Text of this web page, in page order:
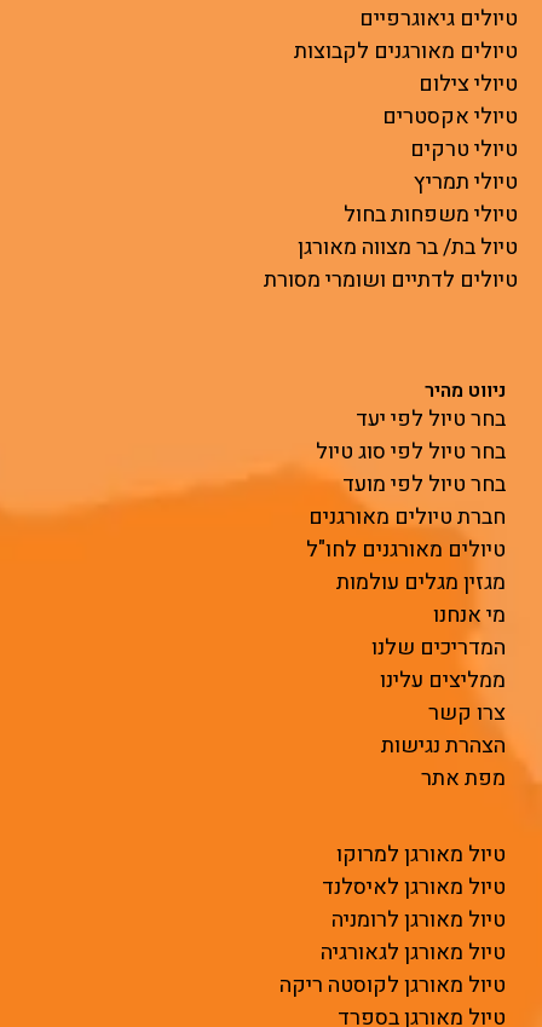
ניווט מהיר
בחר טיול לפי יעד
בחר טיול לפי סוג טיול
בחר טיול לפי מועד
חברת טיולים מאורגנים
טיולים מאורגנים לחו"ל
מגזין מגלים עולמות
מי אנחנו
המדריכים שלנו
ממליצים עלינו
צרו קשר
הצהרת נגישות
מפת אתר
טיול מאורגן למרוקו
טיול מאורגן לאיסלנד
טיול מאורגן לרומניה
טיול מאורגן לגאורגיה
טיול מאורגן לקוסטה ריקה
טיול מאורגן בספרד
טיולים גיאוגרפיים
טיולים מאורגנים לקבוצות
טיולי צילום
טיולי אקסטרים
טיולי טרקים
טיולי תמריץ
טיולי משפחות בחול
טיול בת/ בר מצווה מאורגן
טיולים לדתיים ושומרי מסורת